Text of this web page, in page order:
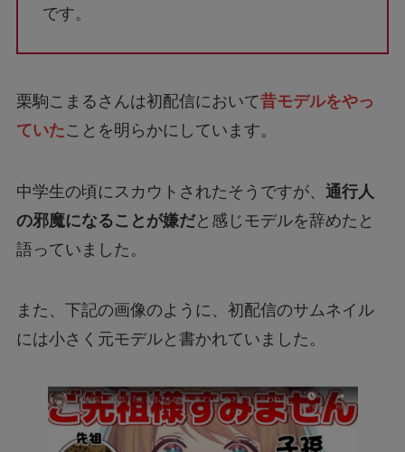
です。
栗駒こまるさんは初配信において昔モデルをやっ
ていたことを明らかにしています。
中学生の頃にスカウトされたそうですが、 通行人
の邪魔になることが嫌だと感じモデルを辞めたと
語っていました。
また、下記の画像のように、初配信のサムネイル
には小さく元モデルと書かれていました。